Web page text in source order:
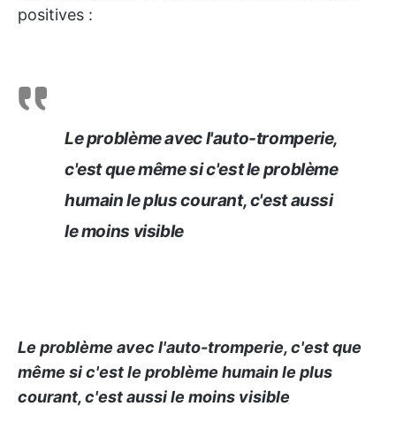
positives :
Le problème avec l'auto-tromperie,
c'est que même si c'est le problème
humain le plus courant, c'est aussi
le moins visible
Le problème avec l'auto-tromperie, c'est que
même si c'est le problème humain le plus
courant, c'est aussi le moins visible